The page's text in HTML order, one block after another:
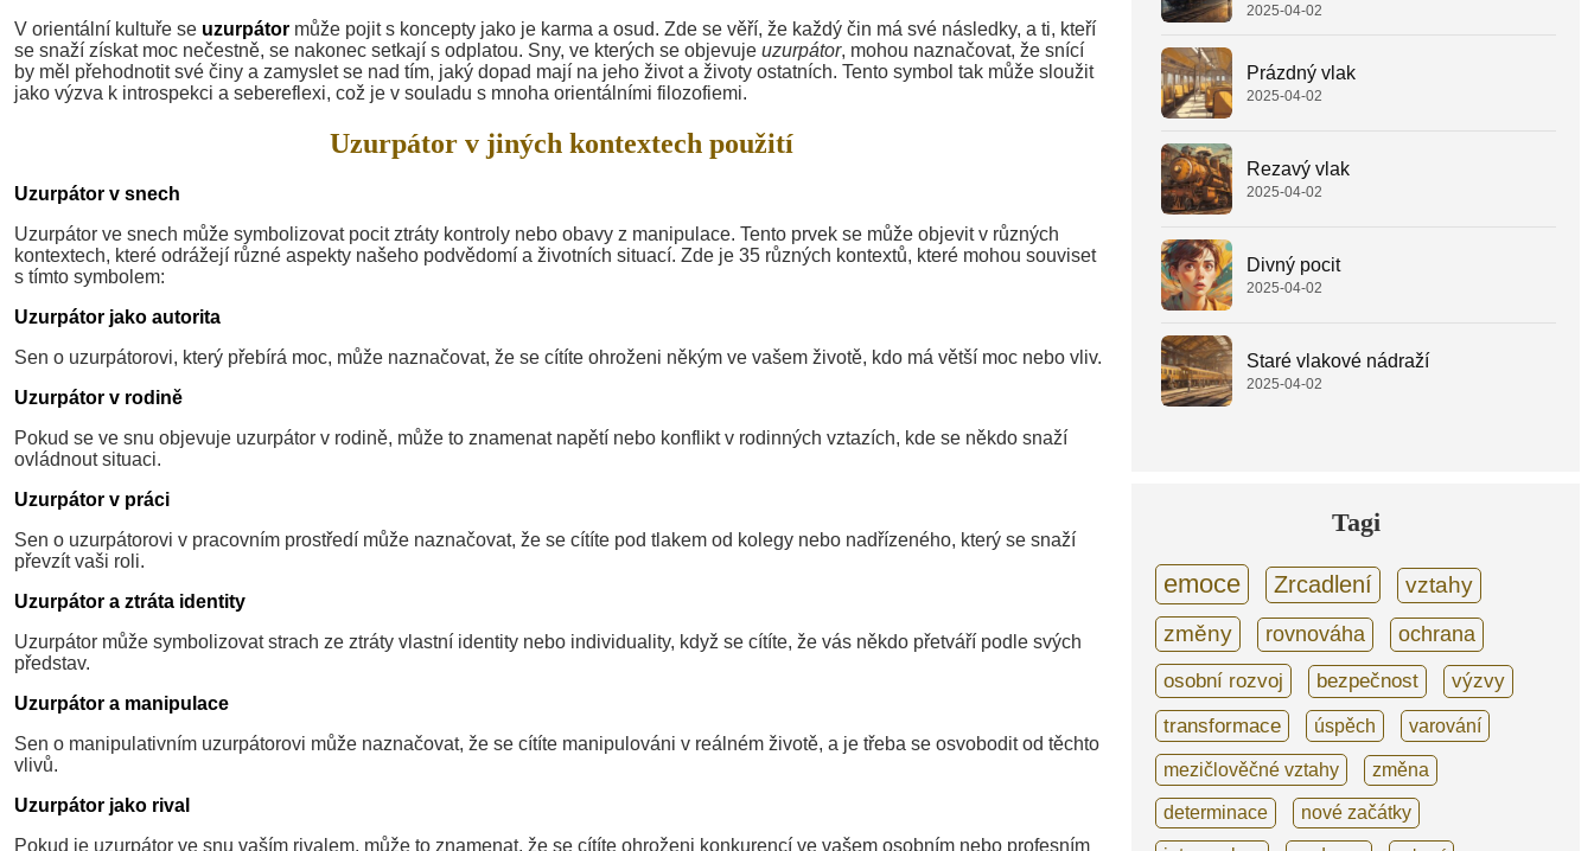
V orientální kultuře se uzurpátor může pojit s koncepty jako je karma a osud. Zde se věří, že každý čin má své následky, a ti, kteří
se snaží získat moc nečestně, se nakonec setkají s odplatou. Sny, ve kterých se objevuje uzurpátor, mohou naznačovat, že snící
by měl přehodnotit své činy a zamyslet se nad tím, jaký dopad mají na jeho život a životy ostatních. Tento symbol tak může sloužit
jako výzva k introspekci a sebereflexi, což je v souladu s mnoha orientálními filozofiemi.
Uzurpátor v jiných kontextech použití
Uzurpátor v snech
Uzurpátor ve snech může symbolizovat pocit ztráty kontroly nebo obavy z manipulace. Tento prvek se může objevit v různých
kontextech, které odrážejí různé aspekty našeho podvědomí a životních situací. Zde je 35 různých kontextů, které mohou souviset
s tímto symbolem:
Uzurpátor jako autorita
Sen o uzurpátorovi, který přebírá moc, může naznačovat, že se cítíte ohroženi někým ve vašem životě, kdo má větší moc nebo vliv.
Uzurpátor v rodině
Pokud se ve snu objevuje uzurpátor v rodině, může to znamenat napětí nebo konflikt v rodinných vztazích, kde se někdo snaží
ovládnout situaci.
Uzurpátor v práci
Sen o uzurpátorovi v pracovním prostředí může naznačovat, že se cítíte pod tlakem od kolegy nebo nadřízeného, který se snaží
převzít vaši roli.
Uzurpátor a ztráta identity
Uzurpátor může symbolizovat strach ze ztráty vlastní identity nebo individuality, když se cítíte, že vás někdo přetváří podle svých
představ.
Uzurpátor a manipulace
Sen o manipulativním uzurpátorovi může naznačovat, že se cítíte manipulováni v reálném životě, a je třeba se osvobodit od těchto
vlivů.
Uzurpátor jako rival
Pokud je uzurpátor ve snu vaším rivalem, může to znamenat, že se cítíte ohroženi konkurencí ve vašem osobním nebo profesním
2025-04-02
Prázdný vlak
2025-04-02
Rezavý vlak
2025-04-02
Divný pocit
2025-04-02
Staré vlakové nádraží
2025-04-02
Tagi
emoce Zrcadlení
vztahy
změny
rovnováha
ochrana
osobní rozvoj
bezpečnost výzvy
transformace úspěch varování
mezičlověčné vztahy změna
determinace nové začátky